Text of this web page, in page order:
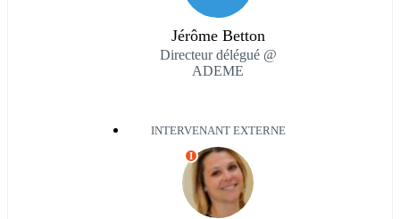
Jérôme Betton
Directeur délégué @
ADEME
INTERVENANT EXTERNE
I